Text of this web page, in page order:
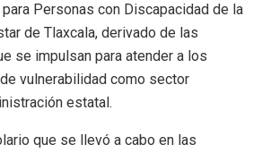
Personas con Discapacidad de la
de Tlaxcala, derivado de las
se impulsan para atender a los
vulnerabilidad como sector
estatal.
que se llevó a cabo en las